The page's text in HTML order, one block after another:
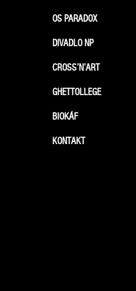
OS PARADOX
DIVADLO NP
CROSS’N’ART
GHETTOLLEGE
BIOKÁF
KONTAKT